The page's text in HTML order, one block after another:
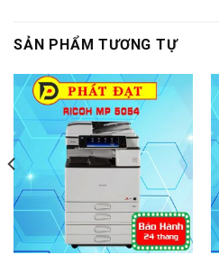
SẢN PHẨM TƯƠNG TỰ